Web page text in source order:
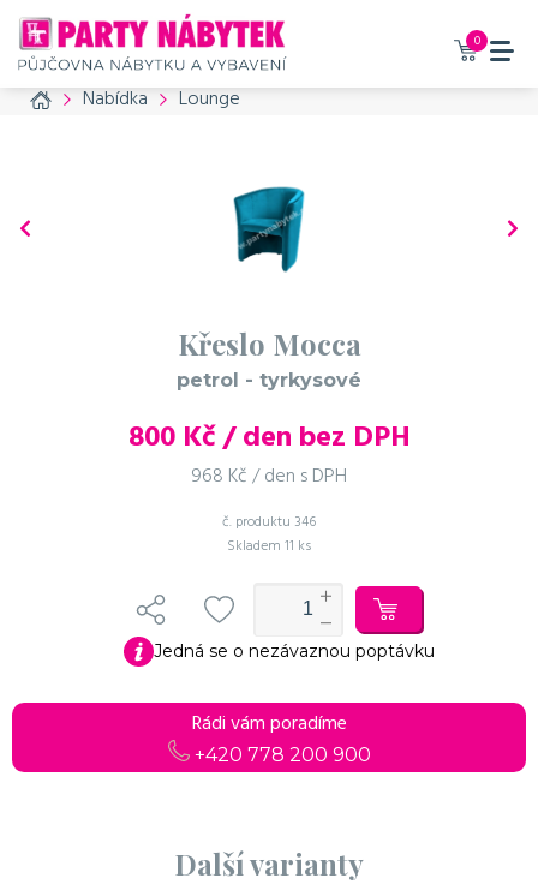
0
Home Nabídka Lounge
Křeslo Mocca
petrol - tyrkysové
800Kč / den bez DPH
968 Kč / den s DPH
č. produktu 346
Skladem 11 ks
Jedná se o nezávaznou poptávku
Rádi vám poradíme
+420 778 200 900
Další varianty